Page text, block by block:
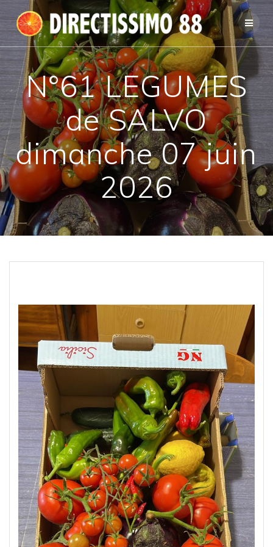
Passer
au
contenu
N°61 LEGUMES
de SALVO
dimanche 07 juin
2026